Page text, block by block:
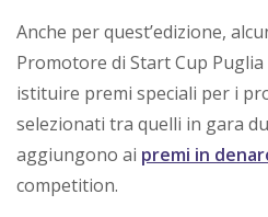
p
P
u
g
LOGIN
Anche per quest’edizione,
Promotore di Start Cup
istituire premi speciali per i
selezionati tra quelli in gara
aggiungono ai premi in
competition.